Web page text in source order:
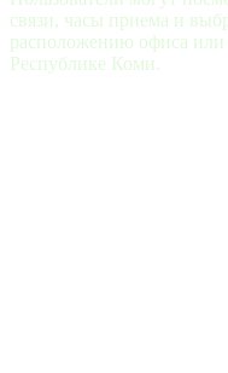
связи, часы приема и
расположению офиса или
Республике Коми.